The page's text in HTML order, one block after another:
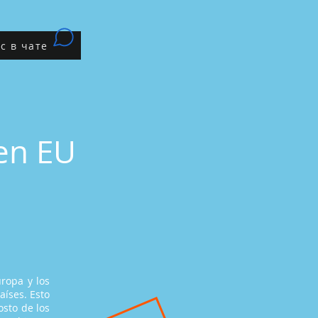
EU
y los
Esto
de los
в чате